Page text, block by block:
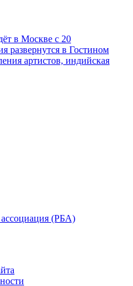
в Москве с 20
развернутся в Гостином
артистов, индийская
ассоциация (РБА)